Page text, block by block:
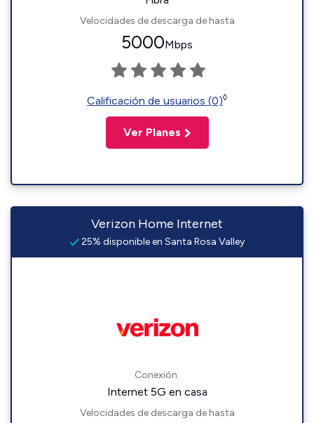
Velocidades de descarga de hasta
5000Mbps
Calificación de usuarios (0)◊
Ver Planes
Verizon Home Internet
25% disponible en Santa Rosa Valley
Conexión:
Internet 5G en casa
Velocidades de descarga de hasta